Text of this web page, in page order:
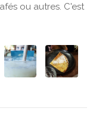
ou autres. C'est